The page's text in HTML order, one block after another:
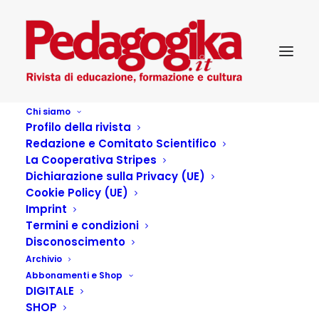
Chi siamo
Profilo della rivista
Redazione e Comitato Scientifico
La Cooperativa Stripes
Dichiarazione sulla Privacy (UE)
Cookie Policy (UE)
Imprint
Termini e condizioni
Disconoscimento
Archivio
Abbonamenti e Shop
DIGITALE
SHOP
Tito e gli alieni
PEDAGOGIKA_XXII_2 - LA ROBOTICA EDUCATIVA
PEDAGOGIKA.IT
di Paola Randi Tito e gli alieni Italia 2018 Produzione: Bibi